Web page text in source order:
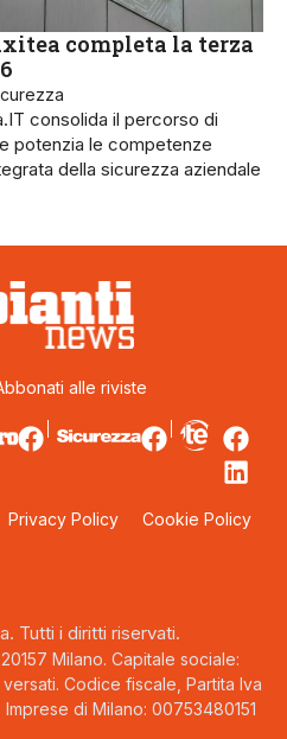
completa la terza
consolida il percorso di
potenzia le competenze
della sicurezza aziendale
alle riviste
Privacy Policy Cookie Policy
Tutti i diritti riservati.
Milano. Capitale sociale:
Codice fiscale, Partita Iva
di Milano: 00753480151